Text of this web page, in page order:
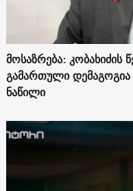
მოსაზრება:
გამართული დემაგოგია
ნაწილი